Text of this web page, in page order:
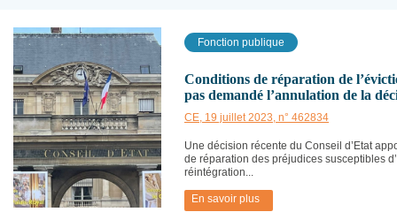
Fonction publique
Conditions de réparation de
pas demandé l’annulation de la
CE, 19 juillet 2023, n° 462834
Une décision récente du Conseil d’Etat
de réparation des préjudices susceptibles
réintégration...
En savoir plus